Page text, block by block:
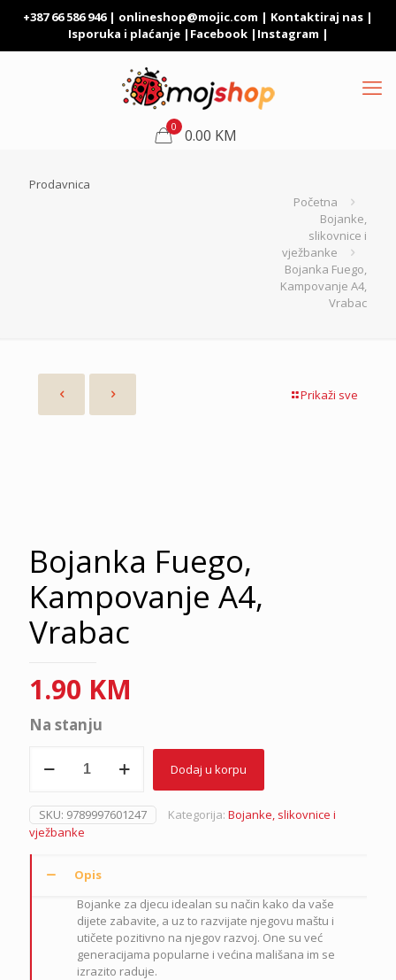
+387 66 586 946 | onlineshop@mojic.com | Kontaktiraj nas |
Isporuka i plaćanje| Facebook| Instagram |
0 0.00 KM
Prodavnica
Početna
Bojanke,
slikovnice i
vježbanke
Bojanka Fuego,
Kampovanje A4,
Vrabac
Prikaži sve
Bojanka Fuego,
Kampovanje A4,
Vrabac
1.90 KM
Na stanju
Fuego,
A4,
Vrabac
količina
Dodaj u korpu
SKU: 9789997601247 Kategorija: Bojanke, slikovnice i
vježbanke
Opis
Bojanke za djecu idealan su način kako da vaše
dijete zabavite, a uz to razvijate njegovu maštu i
utičete pozitivno na njegov razvoj. One su već
generacijama popularne i većina mališana im se
izrazito raduje.